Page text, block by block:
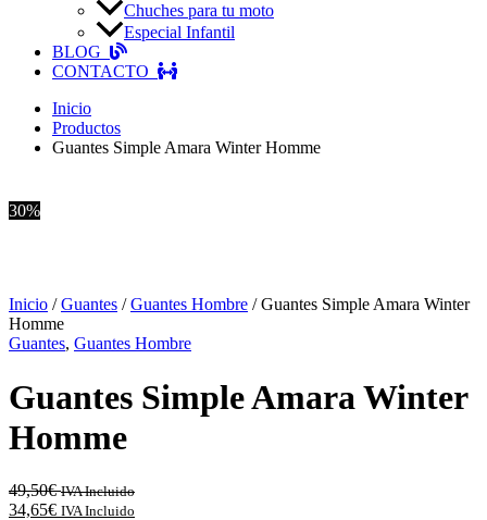
Chuches para tu moto
Especial Infantil
BLOG
CONTACTO
Inicio
Productos
Guantes Simple Amara Winter Homme
30%
Inicio /Guantes /Guantes Hombre / Guantes Simple Amara Winter
Homme
Guantes, Guantes Hombre
Guantes Simple Amara Winter
Homme
49,50€ IVA Incluido
34,65€ IVA Incluido